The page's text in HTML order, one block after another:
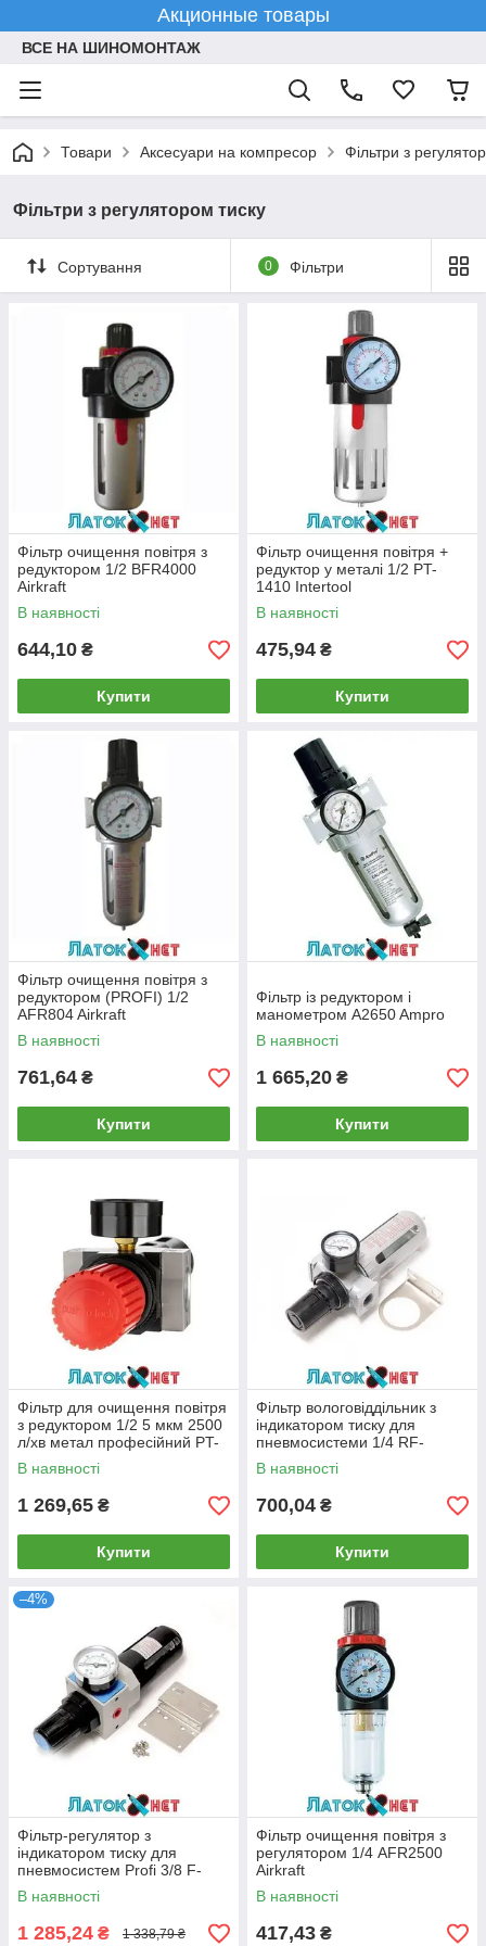
Акционные товары
ВСЕ НА ШИНОМОНТАЖ
Товари Аксесуари на компресор Фільтри з
Фільтри з регулятором тиску
Сортування 0 Фільтри
Фільтр очищення повітря з
редуктором 1/2 BFR4000
Airkraft
В наявності
644,10 ₴
Купити
Фільтр очищення повітря +
редуктор у металі 1/2 PT-
1410 Intertool
В наявності
475,94 ₴
Купити
Фільтр очищення повітря з
редуктором (PROFI) 1/2
AFR804 Airkraft
В наявності
761,64 ₴
Купити
Фільтр із редуктором і
манометром A2650 Ampro
В наявності
1 665,20 ₴
Купити
Фільтр для очищення повітря
з редуктором 1/2 5 мкм 2500
л/хв метал професійний PT-
1418 Intertool
В наявності
1 269,65 ₴
Купити
Фільтр вологовіддільник з
індикатором тиску для
пневмосистеми 1/4 RF-
AFR802 Rock Force
В наявності
700,04 ₴
Купити
–4%
Фільтр-регулятор з
індикатором тиску для
пневмосистем Profi 3/8 F-
EW4000-03 Forsage
В наявності
1 285,24 ₴ 1 338,79 ₴
Фільтр очищення повітря з
регулятором 1/4 AFR2500
Airkraft
В наявності
417,43 ₴